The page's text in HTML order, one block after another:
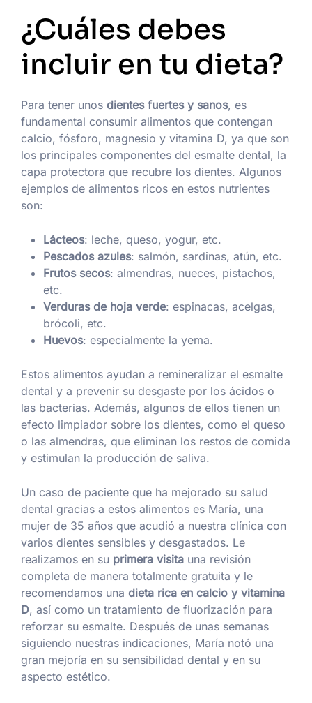
¿Cuáles debes
incluir en tu dieta?
Para tener unos dientes fuertes y sanos, es
fundamental consumir alimentos que contengan
calcio, fósforo, magnesio y vitamina D, ya que son
los principales componentes del esmalte dental, la
capa protectora que recubre los dientes. Algunos
ejemplos de alimentos ricos en estos nutrientes
son:
Lácteos: leche, queso, yogur, etc.
Pescados azules: salmón, sardinas, atún, etc.
Frutos secos: almendras, nueces, pistachos,
etc.
Verduras de hoja verde: espinacas, acelgas,
brócoli, etc.
Huevos: especialmente la yema.
Estos alimentos ayudan a remineralizar el esmalte
dental y a prevenir su desgaste por los ácidos o
las bacterias. Además, algunos de ellos tienen un
efecto limpiador sobre los dientes, como el queso
o las almendras, que eliminan los restos de comida
y estimulan la producción de saliva.
Un caso de paciente que ha mejorado su salud
dental gracias a estos alimentos es María, una
mujer de 35 años que acudió a nuestra clínica con
varios dientes sensibles y desgastados. Le
realizamos en su primera visita una revisión
completa de manera totalmente gratuita y le
recomendamos una dieta rica en calcio y vitamina
D, así como un tratamiento de fluorización para
reforzar su esmalte. Después de unas semanas
siguiendo nuestras indicaciones, María notó una
gran mejoría en su sensibilidad dental y en su
aspecto estético.